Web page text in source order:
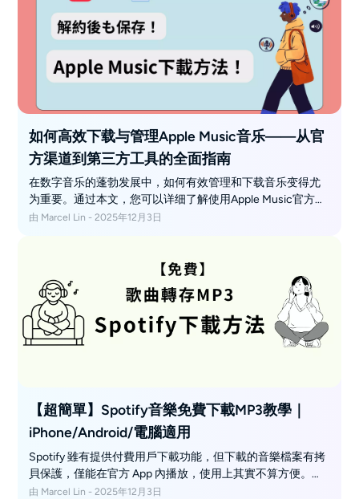
如何高效下载与管理Apple Music音乐——从官
方渠道到第三方工具的全面指南
在数字音乐的蓬勃发展中，如何有效管理和下载音乐变得尤
为重要。通过本文，您可以详细了解使用Apple Music官方应
用程序下载音乐的方法及其局限性，同时获得MusicFab的使
的选项。无论是为了离线播放还是格式转换，本文都能为您
提供切实可行的解决方案，让您的音乐体验更加顺畅和多元
化。
由 Marcel Lin - 2025年12月3日
【超簡單】Spotify音樂免費下載MP3教學｜
iPhone/Android/電腦適用
Spotify 雖有提供付費用戶下載功能，但下載的音樂檔案有拷
貝保護，僅能在官方 App 內播放，使用上其實不算方便。若
你是免費方案用戶，想下載 Spotify 歌曲並轉存為 MP3 格
由 Marcel Lin - 2025年12月3日